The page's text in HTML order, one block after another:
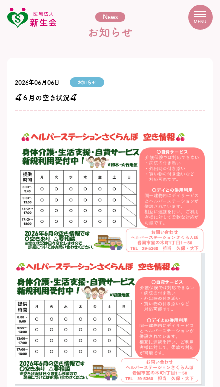
MENU
News
お知らせ
2026年06月06日 お知らせ
🍒６月の空き状況🍒